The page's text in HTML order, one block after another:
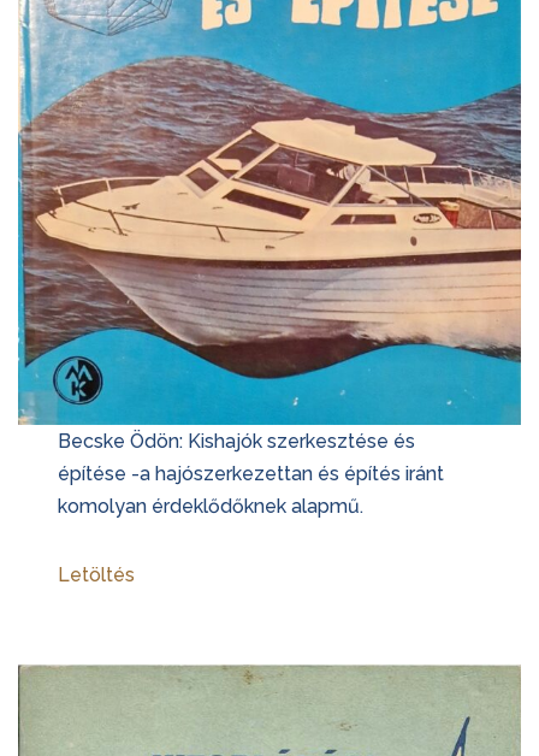
Becske Ödön: Kishajók szerkesztése és
építése -a hajószerkezettan és építés iránt
komolyan érdeklődőknek alapmű.
Letöltés